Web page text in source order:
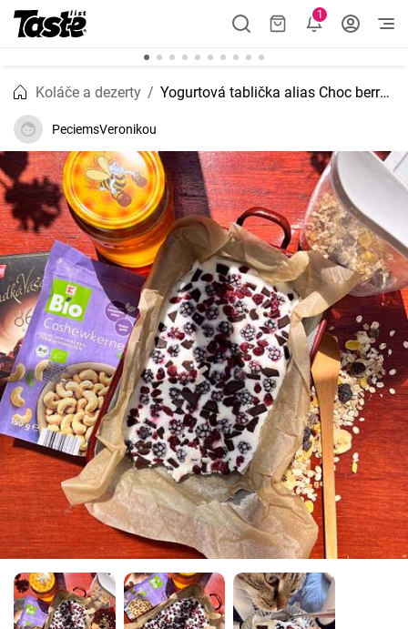
1
Koláče a dezerty Yogurtová tablička alias Choc berry yogurt bark - mrazený HIT tohto leta
PeciemsVeronikou